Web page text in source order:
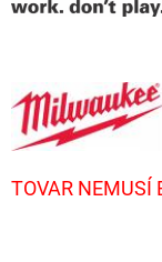
TOVAR NEMUSÍ